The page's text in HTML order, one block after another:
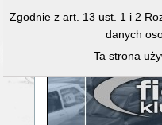
Zgodnie z art. 13 ust. 1 i 2
danych
Ta strona